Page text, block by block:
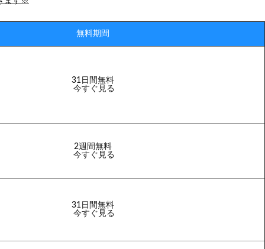
無料期間
31日間無料
今すぐ見る
2週間無料
今すぐ見る
31日間無料
今すぐ見る